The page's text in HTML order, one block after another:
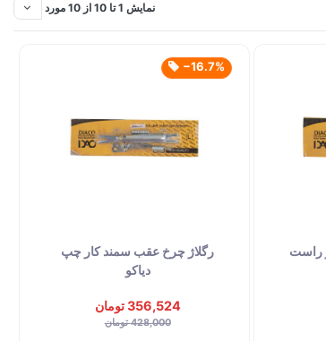
نمایش 1 تا 10 از 10 مورد
راست
‎−16.7%
رگلاژ چرخ عقب سمند کار چپ
دیاکو
356,524 تومان
428,000 تومان